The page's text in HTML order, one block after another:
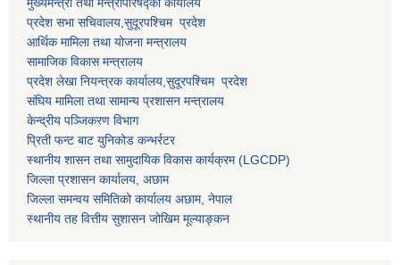
मुख्यमन्त्री तथा मन्त्रीपरिषद्को कार्यालय
प्रदेश सभा सचिवालय,सुदूरपश्चिम प्रदेश
आर्थिक मामिला तथा योजना मन्त्रालय
सामाजिक विकास मन्त्रालय
प्रदेश लेखा नियन्त्रक कार्यालय,सुदूरपश्चिम प्रदेश
संघिय मामिला तथा सामान्य प्रशासन मन्त्रालय
केन्द्रीय पञ्जिकरण विभाग
प्रिती फन्ट बाट युनिकोड कन्भर्रटर
स्थानीय शासन तथा सामुदायिक विकास कार्यक्रम (LGCDP)
जिल्ला प्रशासन कार्यालय, अछाम
जिल्ला समन्वय समितिको कार्यालय अछाम, नेपाल
स्थानीय तह वित्तीय सुशासन जोखिम मूल्याङ्कन